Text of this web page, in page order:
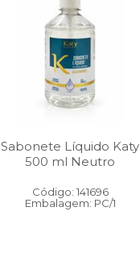
Sabonete Líquido Katy
500 ml Neutro
Código: 141696
Embalagem: PC/1